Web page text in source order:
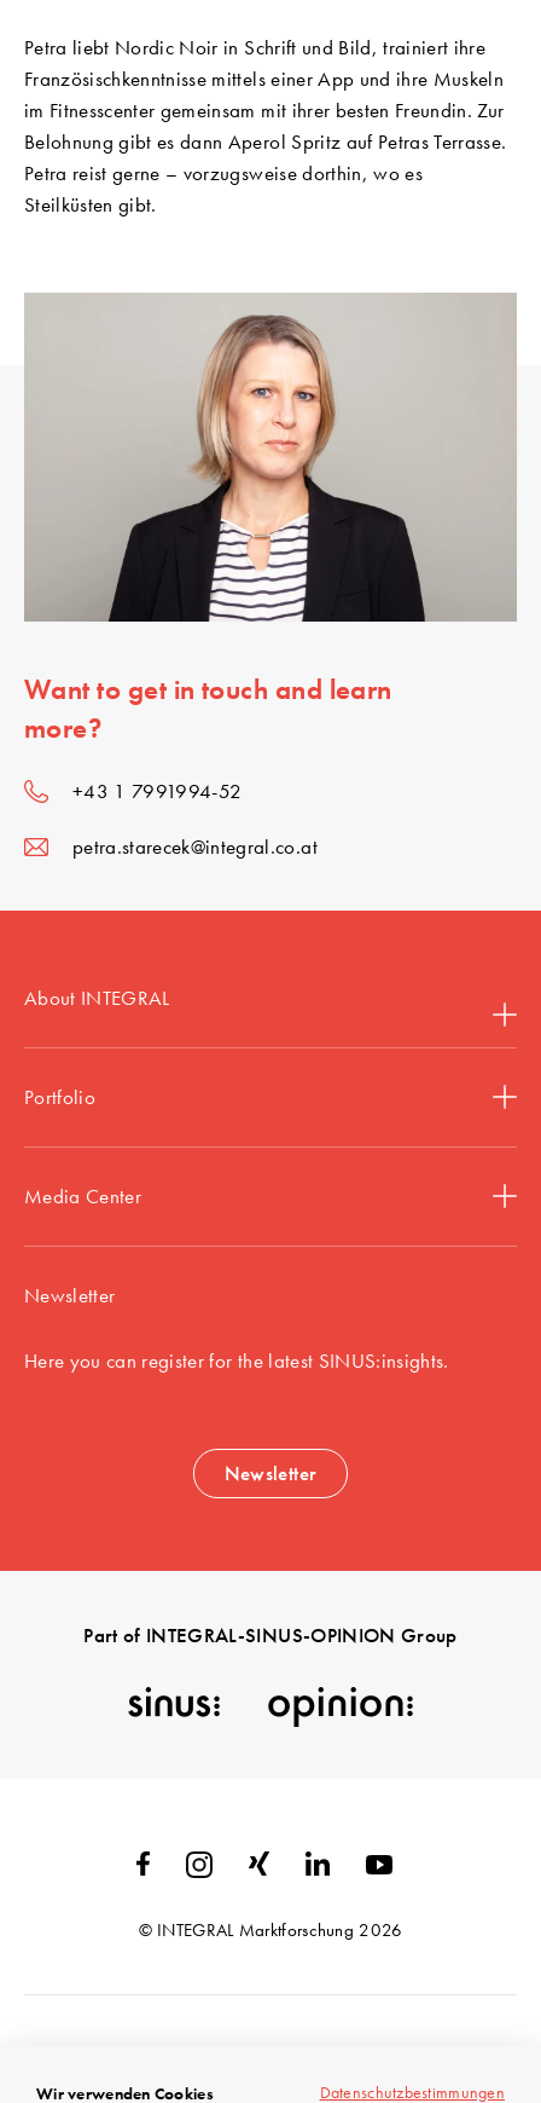
Petra liebt Nordic Noir in Schrift und Bild, trainiert ihre
Französischkenntnisse mittels einer App und ihre Muskeln
im Fitnesscenter gemeinsam mit ihrer besten Freundin. Zur
Belohnung gibt es dann Aperol Spritz auf Petras Terrasse.
Petra reist gerne – vorzugsweise dorthin, wo es
Steilküsten gibt.
Want to get in touch and learn
more?
+43 1 7991994-52
petra.starecek@integral.co.at
About INTEGRAL
Portfolio
Media Center
Newsletter
Here you can register for the latest SINUS:insights.
Newsletter
Part of INTEGRAL-SINUS-OPINION Group
© INTEGRAL Marktforschung 2026
Datenschutzbestimmungen
Wir verwenden Cookies